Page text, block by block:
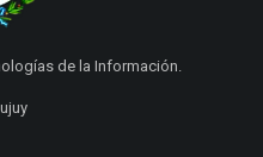
de la Información.